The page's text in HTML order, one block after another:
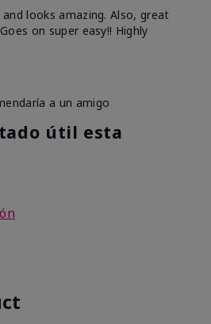
looks amazing. Also, great
on super easy!! Highly
a un amigo
útil esta